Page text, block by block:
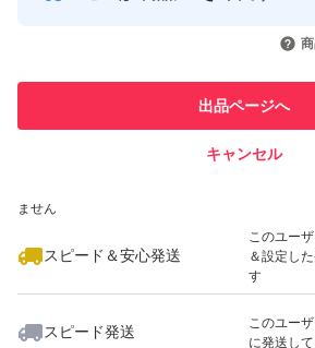
＊細いキュウリばかりの時は12本に
す。
品質は最高に鮮度の高い状態（収穫
引を完了
での取引実
ません
スピード＆安心発送
このユー
＆設定し
す
スピード発送
このユー
に発送し
出品ページへ
キャンセル